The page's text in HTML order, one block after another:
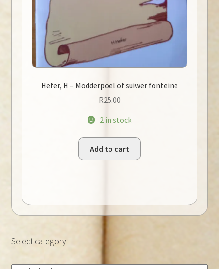
Hefer, H – Modderpoel of suiwer fonteine
R25.00
2 in stock
Add to cart
Select category